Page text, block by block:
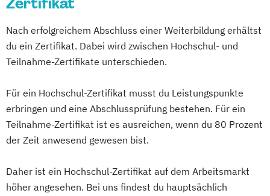
Villingen-Schwenningen
Würzburg
Fachkrankenpflege
Palliative Care
Pflege- und Sozialmanager
Schmerzmanagement in der Pflege
Verfahrenspfleger
XI
Schwesternhelferin/Pflegediensthelfer
Nach erfolgreichem Abschluss einer Weiterbildung erhältst
du ein Zertifikat. Dabei wird zwischen Hochschul- und
Teilnahme-Zertifikate unterschieden.
Für ein Hochschul-Zertifikat musst du Leistungspunkte
erbringen und eine Abschlussprüfung bestehen. Für ein
Teilnahme-Zertifikat ist es ausreichen, wenn du 80 Prozent
der Zeit anwesend gewesen bist.
Daher ist ein Hochschul-Zertifikat auf dem Arbeitsmarkt
höher angesehen. Bei uns findest du hauptsächlich